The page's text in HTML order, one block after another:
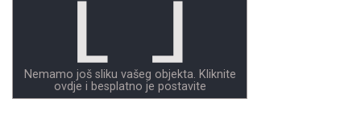
Nemamo još sliku vašeg objekta. Kliknite
ovdje i besplatno je postavite